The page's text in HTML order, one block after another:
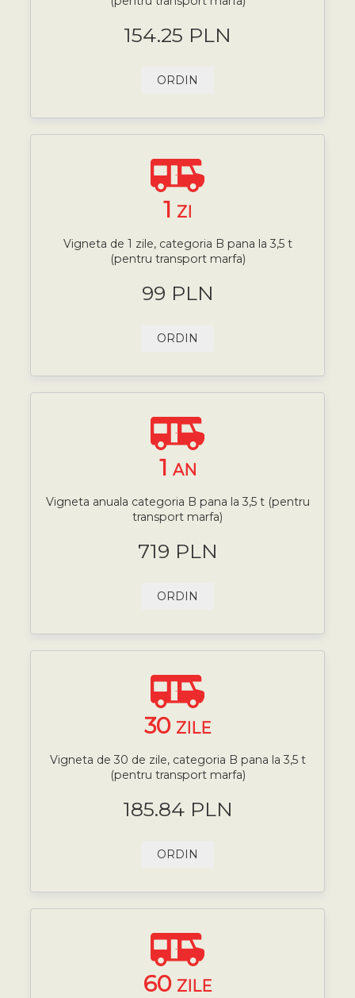
154.25 PLN
ORDIN
1 ZI
Vigneta de 1 zile, categoria B pana la 3,5 t
(pentru transport marfa)
99 PLN
ORDIN
1 AN
Vigneta anuala categoria B pana la 3,5 t (pentru
transport marfa)
719 PLN
ORDIN
30 ZILE
Vigneta de 30 de zile, categoria B pana la 3,5 t
(pentru transport marfa)
185.84 PLN
ORDIN
60 ZILE